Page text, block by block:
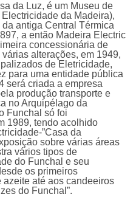
da Luz, é um Museu de
da Madeira),
antiga Central Térmica
a então Madeira Electric
concessionária de
alterações, em 1949,
de Eletricidade,
para uma entidade pública
será criada a empresa
produção transporte e
no Arquipélago da
Funchal só foi
1989, tendo acolhido
”Casa da
sobre várias áreas
vários tipos de
do Funchal e seu
os primeiros
até aos candeeiros
do Funchal”.